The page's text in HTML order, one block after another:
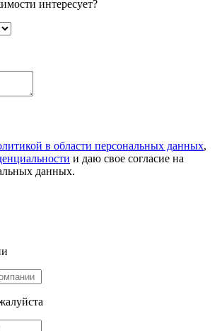
интересует?
в области персональных данных,
и даю свое согласие на
данных.